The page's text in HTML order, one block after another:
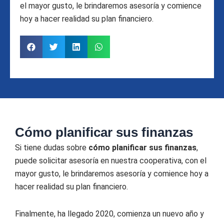
el mayor gusto, le brindaremos asesoría y comience
hoy a hacer realidad su plan financiero.
Cómo planificar sus finanzas
Si tiene dudas sobre cómo planificar sus finanzas,
puede solicitar asesoría en nuestra cooperativa, con el
mayor gusto, le brindaremos asesoría y comience hoy a
hacer realidad su plan financiero.
Finalmente, ha llegado 2020, comienza un nuevo año y